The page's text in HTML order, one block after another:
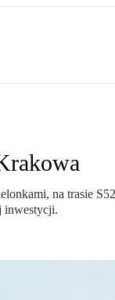
na trasie
inwestycji.